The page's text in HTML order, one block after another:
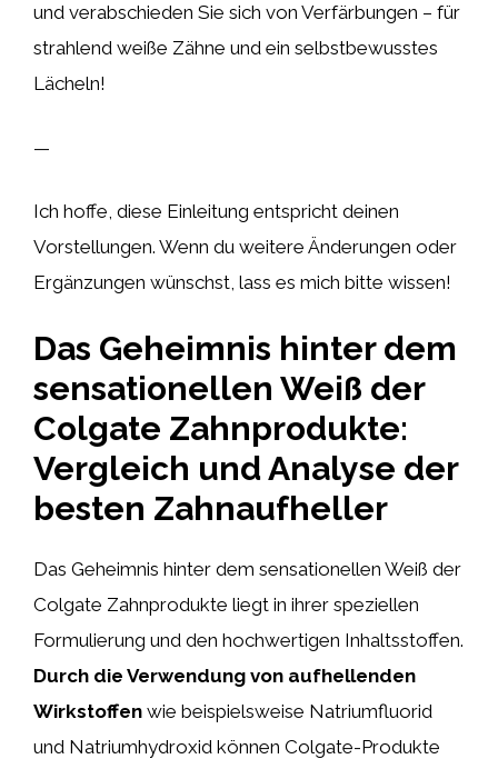
und verabschieden Sie sich von Verfärbungen – für
strahlend weiße Zähne und ein selbstbewusstes
Lächeln!
—
Ich hoffe, diese Einleitung entspricht deinen
Vorstellungen. Wenn du weitere Änderungen oder
Ergänzungen wünschst, lass es mich bitte wissen!
Das Geheimnis hinter dem
sensationellen Weiß der
Colgate Zahnprodukte:
Vergleich und Analyse der
besten Zahnaufheller
Das Geheimnis hinter dem sensationellen Weiß der
Colgate Zahnprodukte liegt in ihrer speziellen
Formulierung und den hochwertigen Inhaltsstoffen.
Durch die Verwendung von aufhellenden
Wirkstoffen wie beispielsweise Natriumfluorid
und Natriumhydroxid können Colgate-Produkte